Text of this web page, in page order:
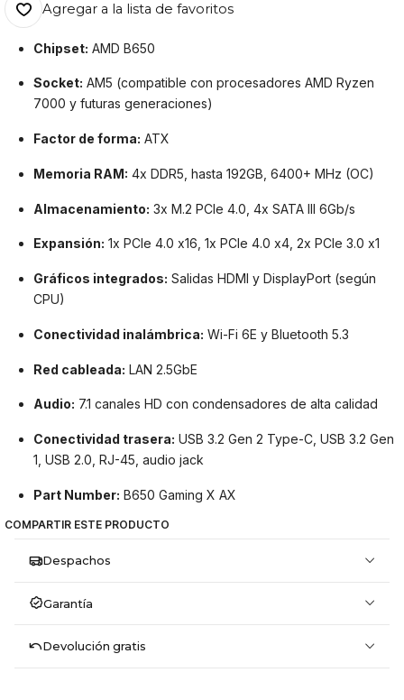
Agregar a la lista de favoritos
Chipset: AMD B650
Socket: AM5 (compatible con procesadores AMD Ryzen
7000 y futuras generaciones)
Factor de forma: ATX
Memoria RAM: 4x DDR5, hasta 192GB, 6400+ MHz (OC)
Almacenamiento: 3x M.2 PCIe 4.0, 4x SATA III 6Gb/s
Expansión: 1x PCIe 4.0 x16, 1x PCIe 4.0 x4, 2x PCIe 3.0 x1
Gráficos integrados: Salidas HDMI y DisplayPort (según
CPU)
Conectividad inalámbrica: Wi-Fi 6E y Bluetooth 5.3
Red cableada: LAN 2.5GbE
Audio: 7.1 canales HD con condensadores de alta calidad
Conectividad trasera: USB 3.2 Gen 2 Type-C, USB 3.2 Gen
1, USB 2.0, RJ-45, audio jack
Part Number: B650 Gaming X AX
COMPARTIR ESTE PRODUCTO
Despachos
Garantía
Devolución gratis